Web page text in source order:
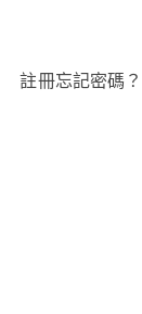
註冊忘記密碼？